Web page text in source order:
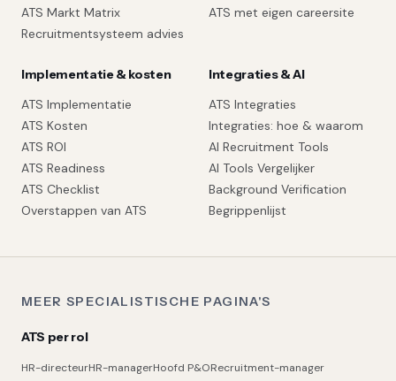
ATS Markt Matrix
Recruitmentsysteem advies
ATS met eigen careersite
Implementatie & kosten
ATS Implementatie
ATS Kosten
ATS ROI
ATS Readiness
ATS Checklist
Overstappen van ATS
Integraties & AI
ATS Integraties
Integraties: hoe & waarom
AI Recruitment Tools
AI Tools Vergelijker
Background Verification
Begrippenlijst
MEER SPECIALISTISCHE PAGINA'S
ATS per rol
HR-directeurHR-managerHoofd P&ORecruitment-manager